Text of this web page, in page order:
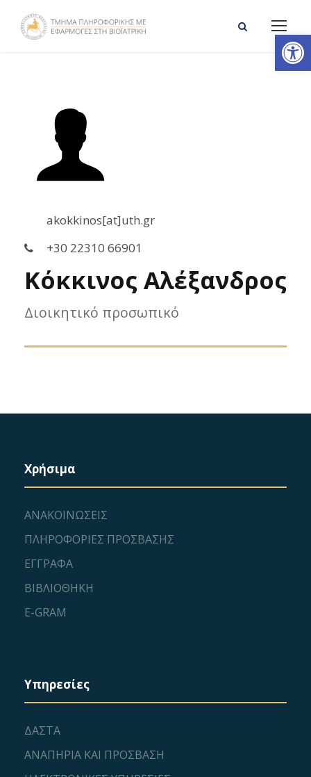
Ανοίξτε τη γραμμή εργαλείων
akokkinos[at]uth.gr
+30 22310 66901
Κόκκινος Αλέξανδρος
Διοικητικό προσωπικό
Χρήσιμα
ΑΝΑΚΟΙΝΩΣΕΙΣ
ΠΛΗΡΟΦΟΡΙΕΣ ΠΡΟΣΒΑΣΗΣ
ΕΓΓΡΑΦΑ
ΒΙΒΛΙΟΘΗΚΗ
E-GRAM
Υπηρεσίες
ΔΑΣΤΑ
ΑΝΑΠΗΡΙΑ ΚΑΙ ΠΡΟΣΒΑΣΗ